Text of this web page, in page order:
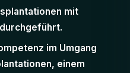
mit
im Umgang
einem